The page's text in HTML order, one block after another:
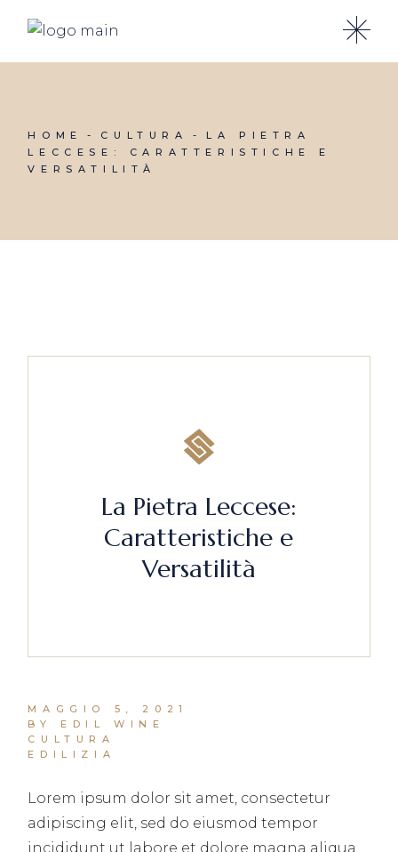
HOME CULTURA
LA PIETRA
LECCESE: CARATTERISTICHE E
VERSATILITÀ
La Pietra Leccese:
Caratteristiche e
Versatilità
MAGGIO 5, 2021
BY EDIL WINE
CULTURA
EDILIZIA
Lorem ipsum dolor sit amet, consectetur
adipiscing elit, sed do eiusmod tempor
incididunt ut labore et dolore magna aliqua.